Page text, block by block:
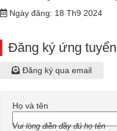
Ngày đăng: 18 Th9 2024
Đăng ký ứng
Đăng ký qua email
Họ và tên
Vui lòng điền đầy đủ họ tên